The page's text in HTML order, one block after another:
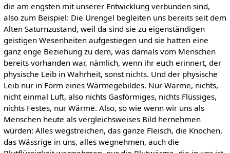
die am engsten mit unserer Entwicklung verbunden sind,
also zum Beispiel: Die Urengel begleiten uns bereits seit dem
Alten Saturnzustand, weil da sind sie zu eigenständigen
geistigen Wesenheiten aufgestiegen und sie hatten eine
ganz enge Beziehung zu dem, was damals vom Menschen
bereits vorhanden war, nämlich, wenn ihr euch erinnert, der
physische Leib in Wahrheit, sonst nichts. Und der physische
Leib nur in Form eines Wärmegebildes. Nur Wärme, nichts,
nicht einmal Luft, also nichts Gasförmiges, nichts Flüssiges,
nichts Festes, nur Wärme. Also, so wie wenn wir uns als
Menschen heute als vergleichsweises Bild hernehmen
würden: Alles wegstreichen, das ganze Fleisch, die Knochen,
das Wässrige in uns, alles wegnehmen, auch die